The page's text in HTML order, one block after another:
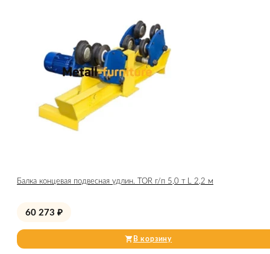
Балка концевая подвесная удлин. TOR г/п 5,0 т L 2,2 м
60 273 ₽
В корзину